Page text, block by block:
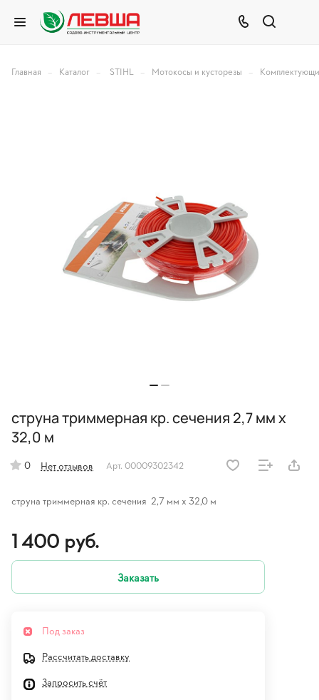
Главная – Каталог – STIHL – Мотокосы и кусторезы –
струна триммерная кр. сечения 2,7 мм х
32,0 м
0 Нет отзывов Арт. 00009302342
струна триммерная кр. сечения 2,7 мм х 32,0 м
1 400 руб.
Заказать
Под заказ
Рассчитать доставку
Запросить счёт